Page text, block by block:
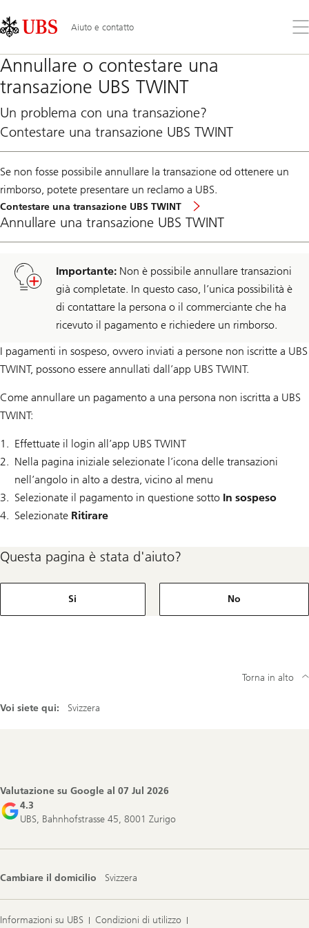
Links
Area
Aiuto e contatto
il
Annullare o contestare una
transazione UBS TWINT
Un problema con una transazione?
Contestare una transazione UBS TWINT
Se non fosse possibile annullare la transazione od ottenere un
rimborso, potete presentare un reclamo a UBS.
Contestare una transazione UBS TWINT
Annullare una transazione UBS TWINT
Importante:Non è possibile annullare transazioni
già completate. In questo caso, l’unica possibilità è
di contattare la persona o il commerciante che ha
ricevuto il pagamento e richiedere un rimborso.
I pagamenti in sospeso, ovvero inviati a persone non iscritte a UBS
TWINT, possono essere annullati dall’app UBS TWINT.
Come annullare un pagamento a una persona non iscritta a UBS
TWINT:
Effettuate il login all’app UBS TWINT
Nella pagina iniziale selezionate l’icona delle transazioni
nell’angolo in alto a destra, vicino al menu
Selezionate il pagamento in questione sotto In sospeso
Selezionate Ritirare
Questa pagina è stata d'aiuto?
Si No
Voi siete qui: Svizzera
Torna in alto
Valutazione su Google al 07 Jul 2026
4.3
UBS, Bahnhofstrasse 45, 8001 Zurigo
Cambiare il domicilio Svizzera
Informazioni su UBS Condizioni di utilizzo